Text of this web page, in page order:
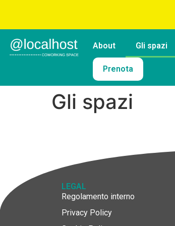
About Gli spazi
Prenota
Gli spazi
LEGAL
Regolamento interno
Privacy Policy